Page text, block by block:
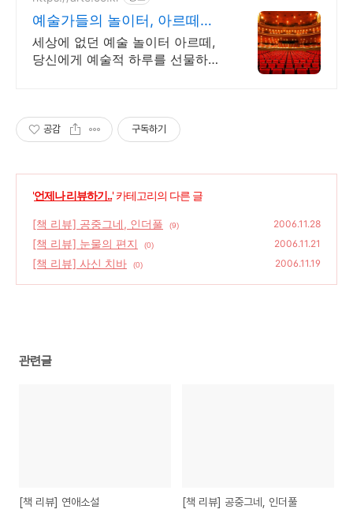
예술가들의 놀이터, 아르떼
arte.co.kr
세상에 없던 예술 놀이터 아르떼,
당신에게 예술적 하루를 선물하세
공감 구독하기
'언제나 리뷰하기..' 카테고리의 다른 글
[책 리뷰] 공중그네, 인더풀 (9) 2006.11.28
[책 리뷰] 눈물의 편지 (0) 2006.11.21
[책 리뷰] 사신 치바 (0) 2006.11.19
관련글
[책 리뷰] 연애소설 [책 리뷰] 공중그네, 인더풀